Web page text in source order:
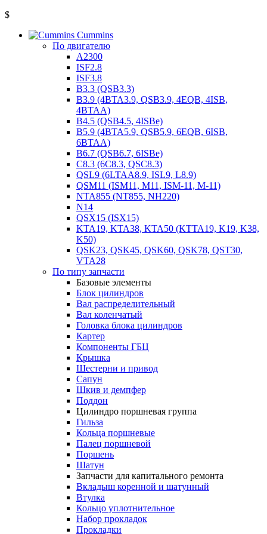
$
Cummins
По двигателю
A2300
ISF2.8
ISF3.8
B3.3 (QSB3.3)
B3.9 (4BTA3.9, QSB3.9, 4EQB, 4ISB,
4BTAA)
B4.5 (QSB4.5, 4ISBe)
B5.9 (4BTA5.9, QSB5.9, 6EQB, 6ISB,
6BTAA)
B6.7 (QSB6.7, 6ISBe)
C8.3 (6C8.3, QSC8.3)
QSL9 (6LTAA8.9, ISL9, L8.9)
QSM11 (ISM11, M11, ISM-11, M-11)
NTA855 (NT855, NH220)
N14
QSX15 (ISX15)
KTA19, KTA38, KTA50 (KTTA19, K19, K38,
K50)
QSK23, QSK45, QSK60, QSK78, QST30,
VTA28
По типу запчасти
Базовые элементы
Блок цилиндров
Вал распределительный
Вал коленчатый
Головка блока цилиндров
Картер
Компоненты ГБЦ
Крышка
Шестерни и привод
Сапун
Шкив и демпфер
Поддон
Цилиндро поршневая группа
Гильза
Кольца поршневые
Палец поршневой
Поршень
Шатун
Запчасти для капитального ремонта
Вкладыш коренной и шатунный
Втулка
Кольцо уплотнительное
Набор прокладок
Прокладки